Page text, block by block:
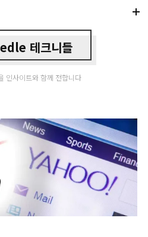
테크니들
인사이트와 함께 전합니다